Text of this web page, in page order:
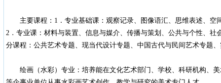
主要课程：1．专业基础课：观察记录、图像语汇、思维表述、空
2．专业课：材料与装置、信息与媒介、传播与策划、公共与个性、社
分课程：公共艺术专题、现当代设计专题、中国古代与民间艺术专题
绘画（水彩）专业：培养能在文化艺术部门、学校、科研机构、美